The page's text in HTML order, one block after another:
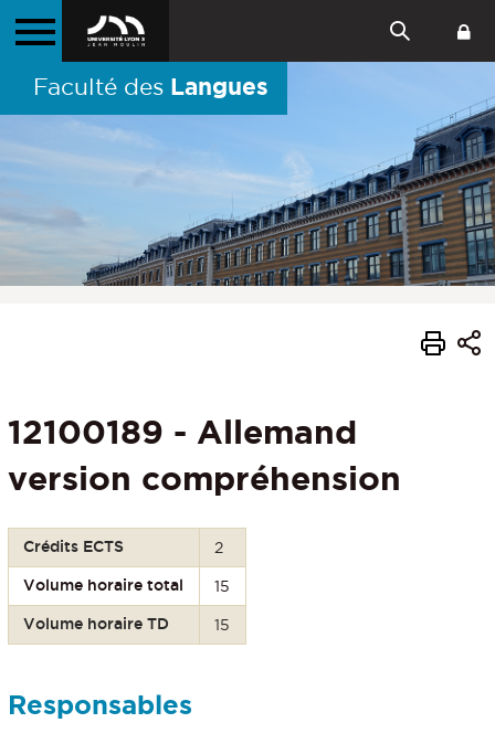
Faculté des Langues
12100189 - Allemand
version compréhension
Crédits ECTS 2
Volume horaire total 15
Volume horaire TD 15
Responsables